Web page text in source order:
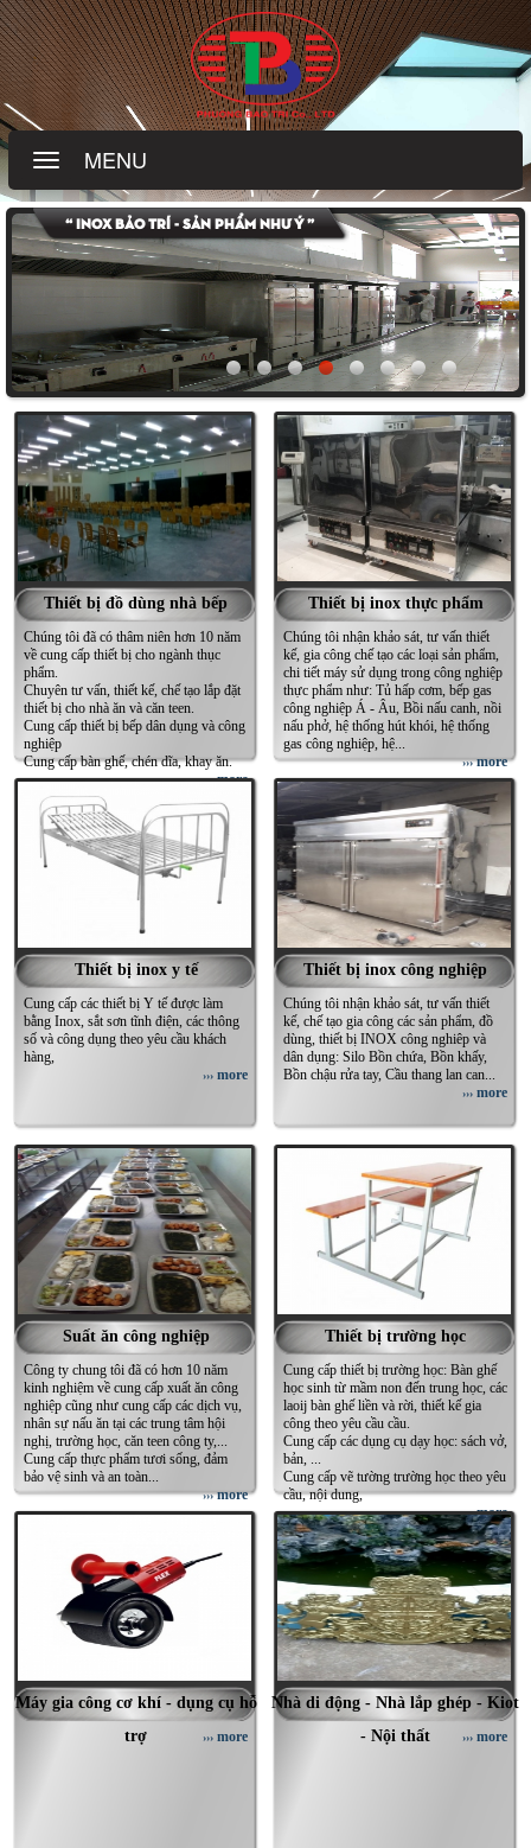
MENU
“ Inox Bảo Trí - Sản phẩm như ý ”
Thiết bị đồ dùng nhà bếp
Chúng tôi đã có thâm niên hơn 10 năm
về cung cấp thiết bị cho ngành thục
phẩm.
Chuyên tư vấn, thiết kế, chế tạo lắp đặt
thiết bị cho nhà ăn và căn teen.
Cung cấp thiết bị bếp dân dụng và công
nghiệp
Cung cấp bàn ghế, chén dĩa, khay ăn.
›››more
Thiết bị inox thực phẩm
Chúng tôi nhận khảo sát, tư vấn thiết
kế, gia công chế tạo các loại sản phẩm,
chi tiết máy sử dụng trong công nghiệp
thực phẩm như: Tủ hấp cơm, bếp gas
công nghiệp Á - Âu, Bồi nấu canh, nồi
nấu phở, hệ thống hút khói, hệ thống
gas công nghiệp, hệ...
›››more
Thiết bị inox y tế
Cung cấp các thiết bị Y tế được làm
bằng Inox, sắt sơn tĩnh điện, các thông
số và công dụng theo yêu cầu khách
hàng,
››› more
Thiết bị inox công nghiệp
Chúng tôi nhận khảo sát, tư vấn thiết
kế, chế tạo gia công các sản phẩm, đồ
dùng, thiết bị INOX công nghiêp và
dân dụng: Silo Bồn chứa, Bồn khấy,
Bồn chậu rửa tay, Cầu thang lan can...
››› more
Suất ăn công nghiệp
Công ty chung tôi đã có hơn 10 năm
kinh nghiệm về cung cấp xuất ăn công
nghiệp cũng như cung cấp các dịch vụ,
nhân sự nấu ăn tại các trung tâm hội
nghị, trường học, căn teen công ty,...
Cung cấp thực phẩm tươi sống, đảm
bảo vệ sinh và an toàn...
›››more
Thiết bị trường học
Cung cấp thiết bị trường học: Bàn ghế
học sinh từ mầm non đến trung học, các
laoij bàn ghế liền và rời, thiết kế gia
công theo yêu cầu cầu.
Cung cấp các dụng cụ dạy học: sách vở,
bản, ...
Cung cấp vẽ tường trường học theo yêu
cầu, nội dung,
›››more
Máy gia công cơ khí - dụng cụ hỗ
trợ
››› more
Nhà di động - Nhà lắp ghép - Kiot
- Nội thất
››› more